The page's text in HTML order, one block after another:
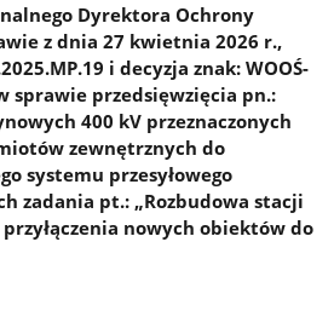
Dyrektora Ochrony
z dnia 27 kwietnia 2026 r.,
i decyzja znak: WOOŚ-
sprawie przedsięwzięcia pn.:
400 kV przeznaczonych
zewnętrznych do
systemu przesyłowego
zadania pt.: „Rozbudowa stacji
przyłączenia nowych obiektów do